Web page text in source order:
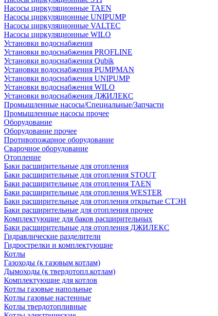
Насосы циркуляционные TAEN
Насосы циркуляционные UNIPUMP
Насосы циркуляционные VALTEC
Насосы циркуляционные WILO
Установки водоснабжения
Установки водоснабжения PROFLINE
Установки водоснабжения Qubik
Установки водоснабжения PUMPMAN
Установки водоснабжения UNIPUMP
Установки водоснабжения WILO
Установки водоснабжения ДЖИЛЕКС
Промышленные насосы/Специальные/Запчасти
Промышленные насосы прочее
Оборудование
Оборудование прочее
Противопожарное оборудование
Сварочное оборудование
Отопление
Баки расширительные для отопления
Баки расширительные для отопления STOUT
Баки расширительные для отопления TAEN
Баки расширительные для отопления WESTER
Баки расширительные для отопления открытые СТЭН
Баки расширительные для отопления прочее
Комплектующие для баков расширительных
Баки расширительные для отопления ДЖИЛЕКС
Гидравлические разделители
Гидрострелки и комплектующие
Котлы
Газоходы (к газовым котлам)
Дымоходы (к твердотопл.котлам)
Комплектующие для котлов
Котлы газовые напольные
Котлы газовые настенные
Котлы твердотопливные